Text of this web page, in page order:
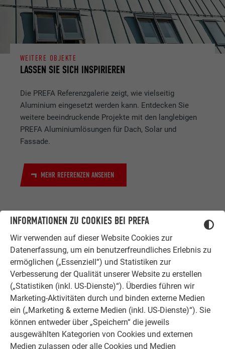
INFORMATIONEN ZU COOKIES BEI PREFA
Wir verwenden auf dieser Website Cookies zur
Datenerfassung, um ein benutzerfreundliches Erlebnis zu
ermöglichen („Essenziell“) und Statistiken zur
Verbesserung der Qualität unserer Website zu erstellen
(„Statistiken (inkl. US-Dienste)“). Überdies führen wir
Marketing-Aktivitäten durch und binden externe Medien
ein („Marketing & externe Medien (inkl. US-Dienste)“). Sie
können entweder über „Speichern“ die jeweils
ausgewählten Kategorien von Cookies und externen
Medien zulassen oder alle Cookies und Medien
LASSEN SIE SICH INSPIRIEREN
WEITERE OBJEKTE
Die PREFA Referenzgalerie zeigt, wie vielseitig
Aluminium eingesetzt werden kann. Entdecken Sie
weitere beeindruckende Projekte mit den langlebigen
PREFA Aluminiumlösungen für Dach, Solar und
Fassade.
MEHR REFERENZEN ANSEHEN
ERFAHRUNGSBERICHTE
ZUFRIEDENE KUNDEN
Ob Bauherr, Sanierer, Verarbeiter oder
Architekt - die Zufriedenheit all
unserer Kunden liegt uns am Herzen.
Deshalb versuchen wir als PREFA in